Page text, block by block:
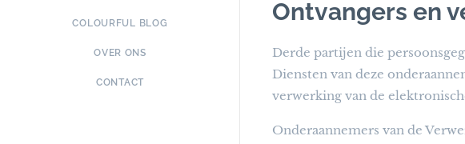
COLOURFUL BLOG
OVER ONS
CONTACT
Ontvangers en
Derde partijen die
Diensten van deze
verwerking van de
Onderaannemers van de